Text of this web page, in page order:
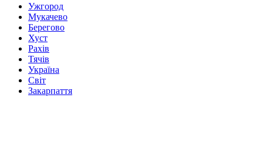
Ужгород
Мукачево
Берегово
Хуст
Рахів
Тячів
Україна
Світ
Закарпаття